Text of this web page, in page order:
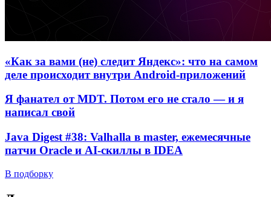
«Как за вами (не) следит Яндекс»: что на самом
деле происходит внутри Android-приложений
Я фанател от MDT. Потом его не стало — и я
написал свой
Java Digest #38: Valhalla в master, ежемесячные
патчи Oracle и AI-скиллы в IDEA
В подборку